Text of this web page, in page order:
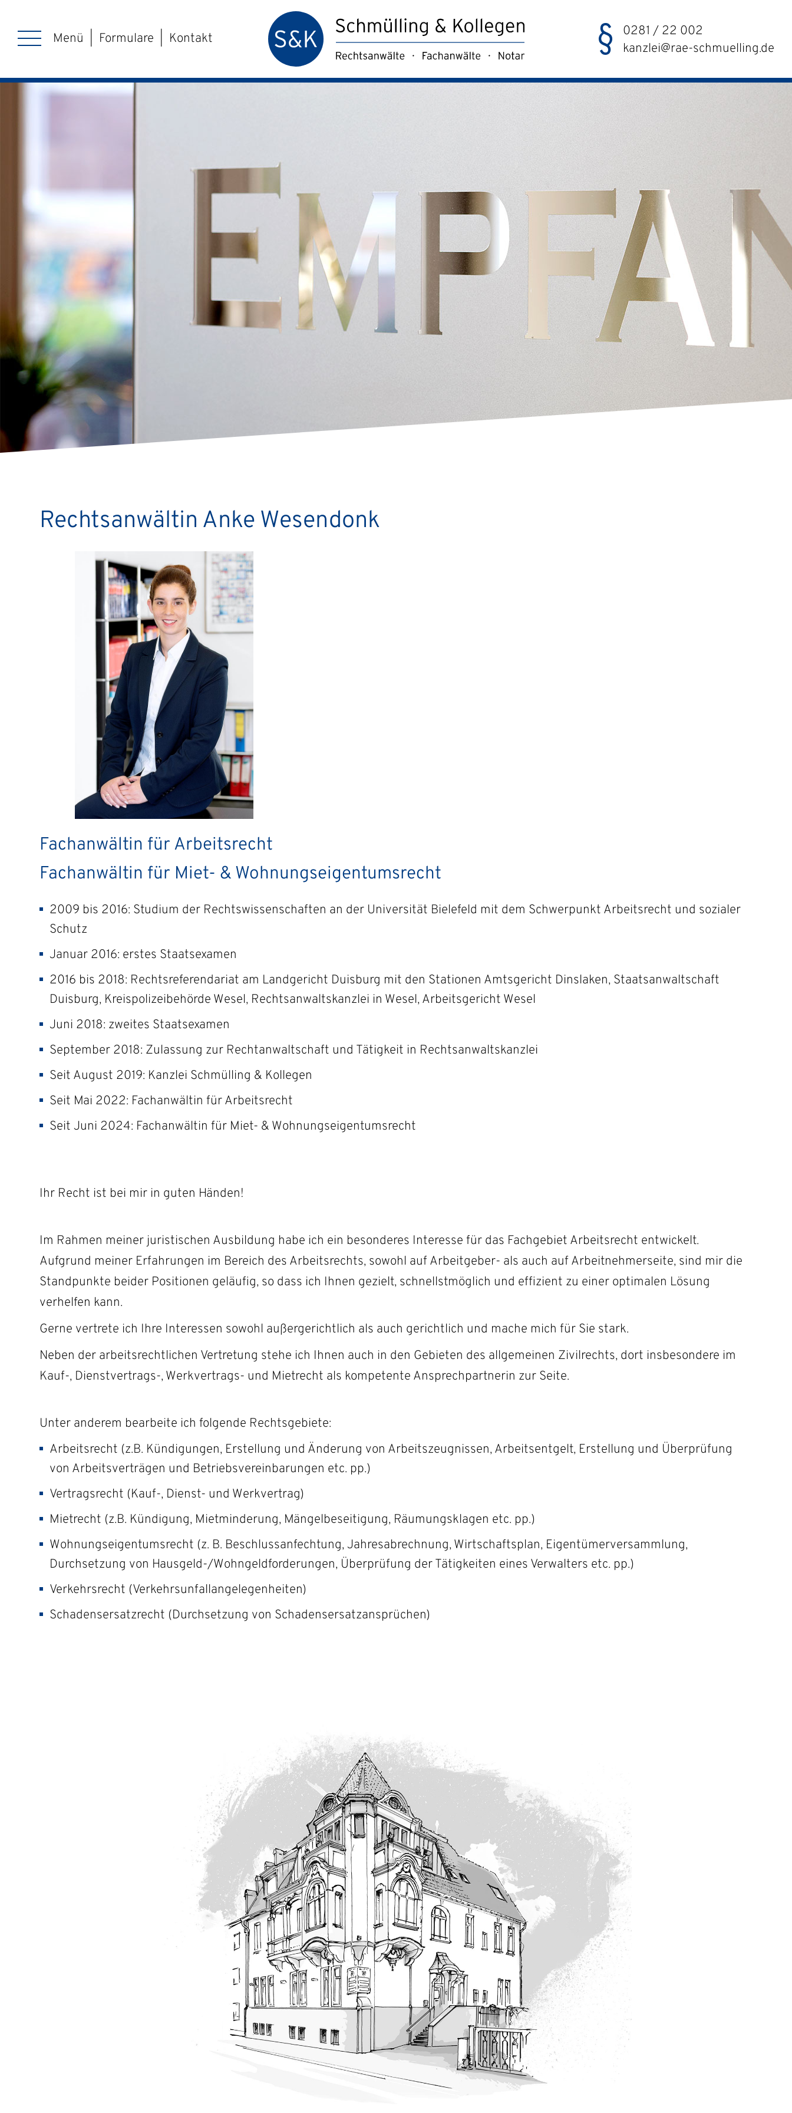
Menü Formulare Kontakt
0281 / 22 002
kanzlei@rae-schmuelling.de
Willkommen bei
Schmülling & Kollegen
Kompetente Partner
Individuelle juristische
Beratung & Betreuung
Willkommen bei
Schmülling & Kollegen
Kompetente Partner
für die Verwirklichung Ihrer Interessen
Rechtsanwältin Anke Wesendonk
Fachanwältin für Arbeitsrecht
Fachanwältin für Miet- & Wohnungseigentumsrecht
2009 bis 2016: Studium der Rechtswissenschaften an der Universität Bielefeld mit dem Schwerpunkt Arbeitsrecht und sozialer
Schutz
Januar 2016: erstes Staatsexamen
2016 bis 2018: Rechtsreferendariat am Landgericht Duisburg mit den Stationen Amtsgericht Dinslaken, Staatsanwaltschaft
Duisburg, Kreispolizeibehörde Wesel, Rechtsanwaltskanzlei in Wesel, Arbeitsgericht Wesel
Juni 2018: zweites Staatsexamen
September 2018: Zulassung zur Rechtanwaltschaft und Tätigkeit in Rechtsanwaltskanzlei
Seit August 2019: Kanzlei Schmülling & Kollegen
Seit Mai 2022: Fachanwältin für Arbeitsrecht
Seit Juni 2024: Fachanwältin für Miet- & Wohnungseigentumsrecht
Ihr Recht ist bei mir in guten Händen!
Im Rahmen meiner juristischen Ausbildung habe ich ein besonderes Interesse für das Fachgebiet Arbeitsrecht entwickelt.
Aufgrund meiner Erfahrungen im Bereich des Arbeitsrechts, sowohl auf Arbeitgeber- als auch auf Arbeitnehmerseite, sind mir die
Standpunkte beider Positionen geläufig, so dass ich Ihnen gezielt, schnellstmöglich und effizient zu einer optimalen Lösung
verhelfen kann.
Gerne vertrete ich Ihre Interessen sowohl außergerichtlich als auch gerichtlich und mache mich für Sie stark.
Neben der arbeitsrechtlichen Vertretung stehe ich Ihnen auch in den Gebieten des allgemeinen Zivilrechts, dort insbesondere im
Kauf-, Dienstvertrags-, Werkvertrags- und Mietrecht als kompetente Ansprechpartnerin zur Seite.
Unter anderem bearbeite ich folgende Rechtsgebiete:
Arbeitsrecht (z.B. Kündigungen, Erstellung und Änderung von Arbeitszeugnissen, Arbeitsentgelt, Erstellung und Überprüfung
von Arbeitsverträgen und Betriebsvereinbarungen etc. pp.)
Vertragsrecht (Kauf-, Dienst- und Werkvertrag)
Mietrecht (z.B. Kündigung, Mietminderung, Mängelbeseitigung, Räumungsklagen etc. pp.)
Wohnungseigentumsrecht (z. B. Beschlussanfechtung, Jahresabrechnung, Wirtschaftsplan, Eigentümerversammlung,
Durchsetzung von Hausgeld-/Wohngeldforderungen, Überprüfung der Tätigkeiten eines Verwalters etc. pp.)
Verkehrsrecht (Verkehrsunfallangelegenheiten)
Schadensersatzrecht (Durchsetzung von Schadensersatzansprüchen)